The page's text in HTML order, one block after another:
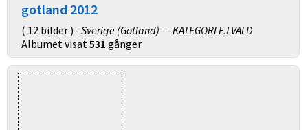
gotland 2012
( 12 bilder ) - Sverige (Gotland) - - KATEGORI EJ VALD
Albumet visat531 gånger